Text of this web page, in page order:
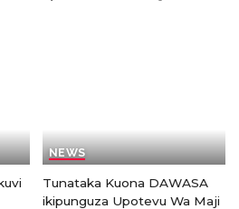
NEWS
Tunataka Kuona DAWASA
ikipunguza Upotevu Wa Maji